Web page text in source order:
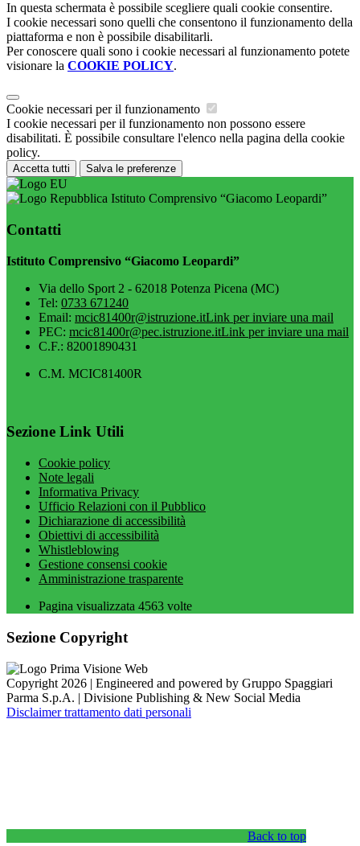
In questa schermata è possibile scegliere quali cookie consentire.
I cookie necessari sono quelli che consentono il funzionamento della
piattaforma e non è possibile disabilitarli.
Per conoscere quali sono i cookie necessari al funzionamento potete
visionare la COOKIE POLICY.
Cookie necessari per il funzionamento
I cookie necessari per il funzionamento non possono essere
disabilitati. È possibile consultare l'elenco nella pagina della cookie
policy.
Accetta tutti Salva le preferenze
Istituto Comprensivo “Giacomo Leopardi”
Contatti
Istituto Comprensivo “Giacomo Leopardi”
Via dello Sport 2 - 62018 Potenza Picena (MC)
Tel: 0733 671240
Email: mcic81400r@istruzione.itLink per inviare una mail
PEC: mcic81400r@pec.istruzione.itLink per inviare una mail
C.F.: 82001890431
C.M. MCIC81400R
Sezione Link Utili
Cookie policy
Note legali
Informativa Privacy
Ufficio Relazioni con il Pubblico
Dichiarazione di accessibilità
Obiettivi di accessibilità
Whistleblowing
Gestione consensi cookie
Amministrazione trasparente
Pagina visualizzata 4563 volte
Sezione Copyright
Copyright 2026 | Engineered and powered by Gruppo Spaggiari
Parma S.p.A. | Divisione Publishing & New Social Media
Disclaimer trattamento dati personali
Back to top